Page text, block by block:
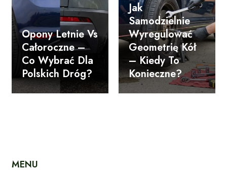
Opony Letnie Vs
Całoroczne –
Co Wybrać Dla
Polskich Dróg?
Jak
Samodzielnie
Wyregulować
Geometrię Kół
– Kiedy To
Konieczne?
MENU